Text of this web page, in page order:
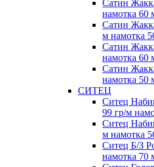
Сатин
намотка 60
Сатин
м намотка
Сатин
намотка 60
Сатин
намотка 50
СИТЕЦ
Ситец
99 гр/м
Ситец
м намотка
Ситец Б/З
намотка 70